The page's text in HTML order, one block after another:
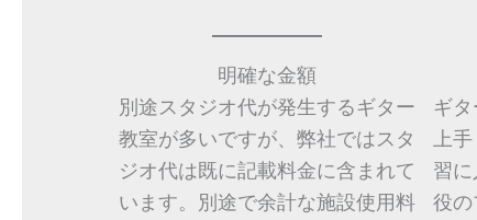
明確な金額
別途スタジオ代が発生するギター
教室が多いですが、弊社ではスタ
ジオ代は既に記載料金に含まれて
います。別途で余計な施設使用料
ギ
上
習
役の